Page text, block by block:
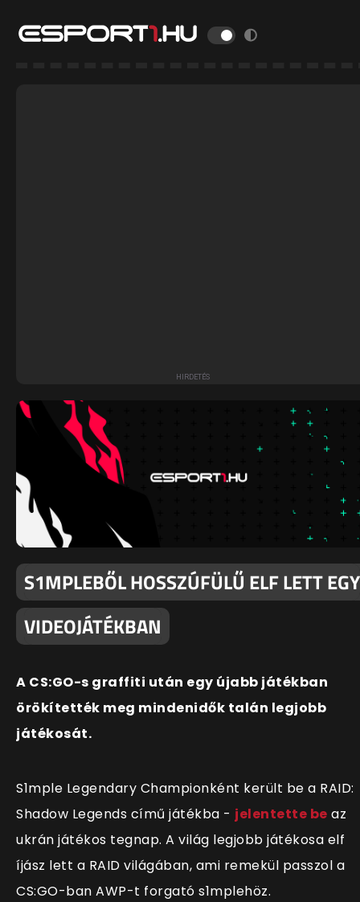
S1MPLEBŐL HOSSZÚFÜLŰ ELF LETT EGY
VIDEOJÁTÉKBAN
A CS:GO-s graffiti után egy újabb játékban
örökítették meg mindenidők talán legjobb
játékosát.
S1mple Legendary Championként került be a RAID:
Shadow Legends című játékba - jelentette be az
ukrán játékos tegnap. A világ legjobb játékosa elf
íjász lett a RAID világában, ami remekül passzol a
CS:GO-ban AWP-t forgató s1mplehöz.